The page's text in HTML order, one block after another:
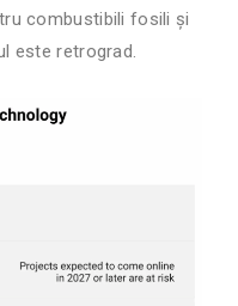
combustibili fosili și
este retrograd.